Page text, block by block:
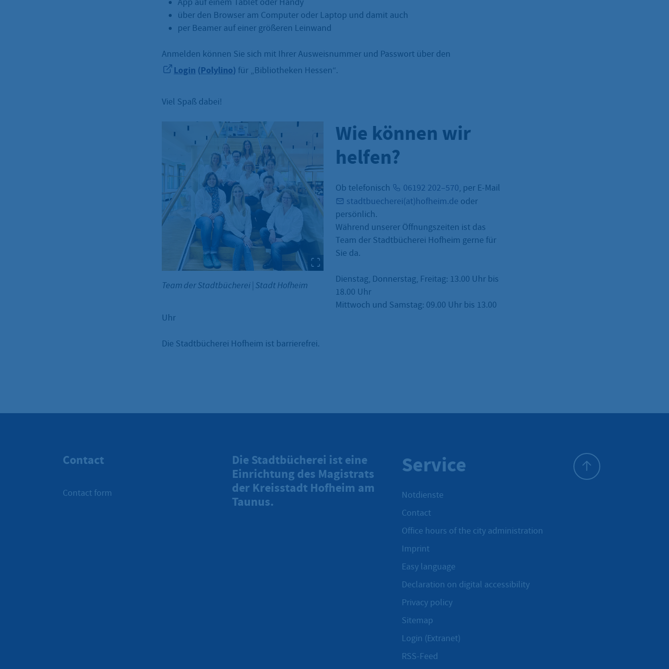
App auf einem Tablet oder Handy
über den Browser am Computer oder Laptop und damit auch
per Beamer auf einer größeren Leinwand
Anmelden können Sie sich mit Ihrer Ausweisnummer und Passwort über den
Login (Polylino) für „Bibliotheken Hessen“.
Viel Spaß dabei!
Team der Stadtbücherei Stadt Hofheim
Wie können wir
helfen?
Ob telefonisch 06192 202–570, per E-Mail
stadtbuecherei(at)hofheim.de oder
persönlich.
Während unserer Öffnungszeiten ist das
Team der Stadtbücherei Hofheim gerne für
Sie da.
Dienstag, Donnerstag, Freitag: 13.00 Uhr bis
18.00 Uhr
Mittwoch und Samstag: 09.00 Uhr bis 13.00
Uhr
Die Stadtbücherei Hofheim ist barrierefrei.
Contact
Contact form
Die Stadtbücherei ist eine
Einrichtung des Magistrats
der Kreisstadt Hofheim am
Taunus.
Service
Notdienste
Contact
Office hours of the city administration
Imprint
Easy language
Declaration on digital accessibility
Privacy policy
Sitemap
Login (Extranet)
RSS-Feed